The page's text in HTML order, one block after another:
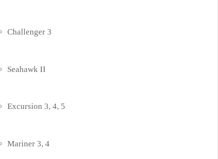
Challenger 3
Seahawk II
Excursion 3, 4, 5
Mariner 3, 4